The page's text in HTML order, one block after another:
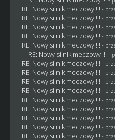
RE: Nowy silnik meczowy !!! -
RE: Nowy silnik meczowy !!! -
RE: Nowy silnik meczowy !!! -
RE: Nowy silnik meczowy !!! -
RE: Nowy silnik meczowy !!! -
RE: Nowy silnik meczowy !!! -
RE: Nowy silnik meczowy !!! -
RE: Nowy silnik meczowy !!! -
RE: Nowy silnik meczowy !!! -
RE: Nowy silnik meczowy !!! -
RE: Nowy silnik meczowy !!! -
RE: Nowy silnik meczowy !!! -
RE: Nowy silnik meczowy !!! -
RE: Nowy silnik meczowy !!! -
RE: Nowy silnik meczowy !!! -